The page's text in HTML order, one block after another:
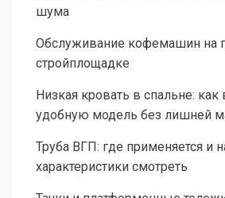
шума
Обслуживание кофемашин на
стройплощадке
Низкая кровать в спальне: как
удобную модель без лишней
Труба ВГП: где применяется и
характеристики смотреть